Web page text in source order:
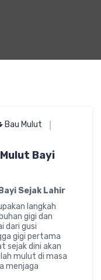
Bau Mulut
Bayi
Sejak Lahir
langkah
gigi dan
dari gusi
gigi pertama
sejak dini akan
mulut di masa
menjaga